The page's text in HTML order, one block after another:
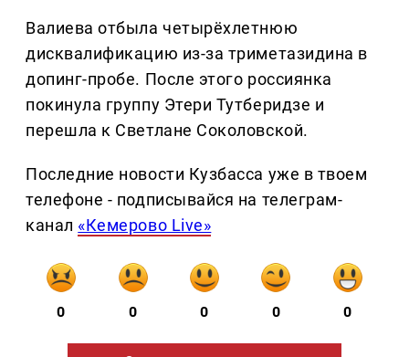
Валиева отбыла четырёхлетнюю
дисквалификацию из-за триметазидина в
допинг-пробе. После этого россиянка
покинула группу Этери Тутберидзе и
перешла к Светлане Соколовской.
Последние новости Кузбасса уже в твоем
телефоне - подписывайся на телеграм-
канал «Кемерово Live»
0 0 0 0 0